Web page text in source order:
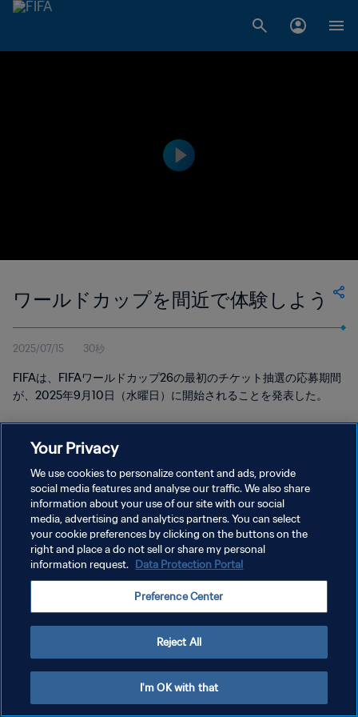
ワールドカップを間近で体験しよう
2025/07/15 30秒
FIFAは、FIFAワールドカップ26の最初のチケット抽選の応募期間
が、2025年9月10日（水曜日）に開始されることを発表した。
プライバシーポリシー
サービス利用規約
クッキー設定の管理
Copyright © 1994 - 2026 FIFA. All rights reserved.
Your Privacy
We use cookies to personalize content and ads, provide
social media features and analyse our traffic. We also share
information about your use of our site with our social
media, advertising and analytics partners. You can select
your cookie preferences by clicking on the buttons on the
right and place a do not sell or share my personal
information request. Data Protection Portal
Preference Center
Reject All
I'm OK with that